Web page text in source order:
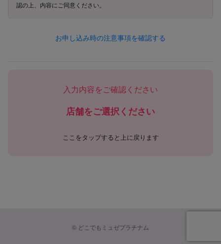
---
本ポリシーにおける「個人情報」とは、以下のいずれかに該当
日、性別など個人を識別できる情報
・学歴、職歴、保有資格等、採用選考応募に関連する情報
（3）ウェブサイトやアプリ利用によって自動的に取得される
認の上、内容にご同意ください。
お申し込み時の注意事項を確認する
入力内容をご確認ください
店舗をご選択ください
ここをタップすると上に戻ります
© どこでもミュゼプラチナム